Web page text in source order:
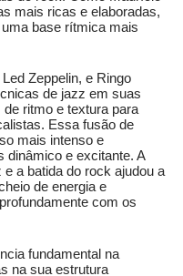
mais ricas e elaboradas,
base rítmica mais
Zeppelin, e Ringo
de jazz em suas
ritmo e textura para
Essa fusão de
mais intenso e
dinâmico e excitante. A
a batida do rock ajudou a
de energia e
com os
fundamental na
na sua estrutura